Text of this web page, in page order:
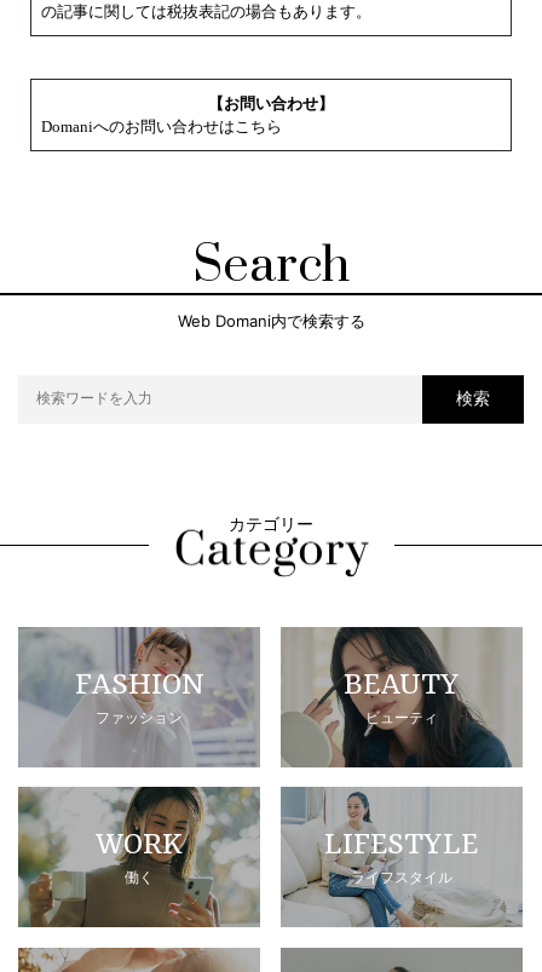
の記事に関しては税抜表記の場合もあります。
【お問い合わせ】
Domaniへのお問い合わせはこちら
Search
Web Domani内で検索する
検索
カテゴリー
FASHION
ファッション
BEAUTY
ビューティ
WORK
働く
LIFESTYLE
ライフスタイル